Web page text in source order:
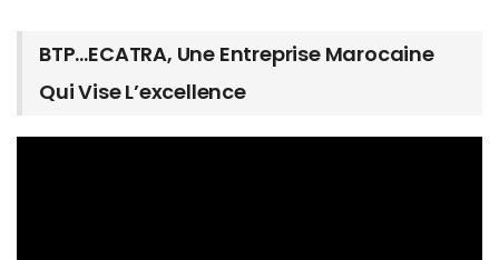
BTP…ECATRA, Une Entreprise Marocaine
Qui Vise L’excellence